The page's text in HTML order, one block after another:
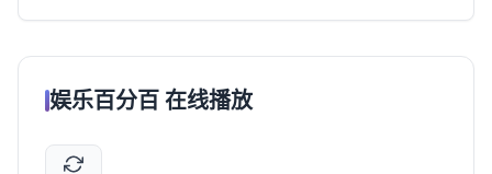
娱乐百分百 在线播放